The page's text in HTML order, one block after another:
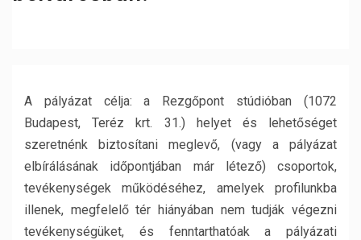
A pályázat célja: a Rezgőpont stúdióban (1072
Budapest, Teréz krt. 31.) helyet és lehetőséget
szeretnénk biztosítani meglevő, (vagy a pályázat
elbírálásának időpontjában már létező) csoportok,
tevékenységek működéséhez, amelyek profilunkba
illenek, megfelelő tér hiányában nem tudják végezni
tevékenységüket, és fenntarthatóak a pályázati